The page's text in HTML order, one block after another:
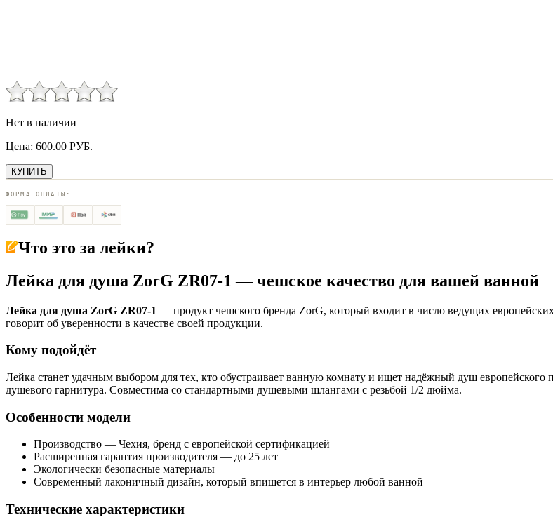
Нет в наличии
Цена: 600.00 РУБ.
КУПИТЬ
ФОРМА ОПЛАТЫ:
Что это за лейки?
Лейка для душа ZorG ZR07-1 — чешское качество для вашей ванной
Лейка для душа ZorG ZR07-1 — продукт чешского бренда ZorG, который входит в число ведущих
говорит об уверенности в качестве своей продукции.
Кому подойдёт
Лейка станет удачным выбором для тех, кто обустраивает ванную комнату и ищет надёжный душ
душевого гарнитура. Совместима со стандартными душевыми шлангами с резьбой 1/2 дюйма.
Особенности модели
Производство — Чехия, бренд с европейской сертификацией
Расширенная гарантия производителя — до 25 лет
Экологически безопасные материалы
Современный лаконичный дизайн, который впишется в интерьер любой ванной
Технические характеристики